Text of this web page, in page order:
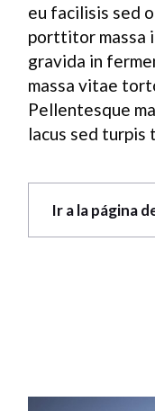
eu facilisis sed
porttitor massa
gravida in
massa vitae
Pellentesque
lacus sed turpis
Ir a la página